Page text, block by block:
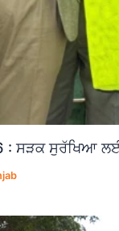
: ਸੜਕ ਸੁਰੱਖਿਆ